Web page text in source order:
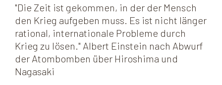
"Die Zeit ist gekommen, in der der Mensch
den Krieg aufgeben muss. Es ist nicht länger
rational, internationale Probleme durch
Krieg zu lösen." Albert Einstein nach Abwurf
der Atombomben über Hiroshima und
Nagasaki